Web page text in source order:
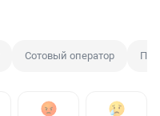
Сотовый оператор